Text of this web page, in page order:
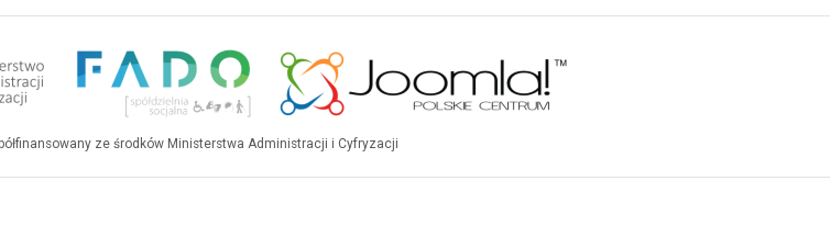
ze środków Ministerstwa Administracji i Cyfryzacji